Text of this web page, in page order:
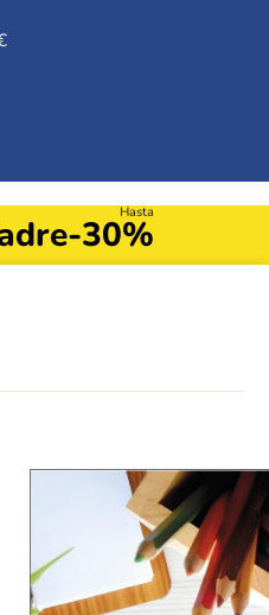
Hasta
-30%